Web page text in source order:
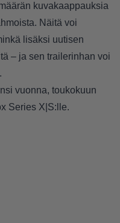
kuvakaappauksia
Näitä voi
lisäksi uutisen
– ja sen trailerinhan voi
.
vuonna, toukokuun
Series X|S:lle.